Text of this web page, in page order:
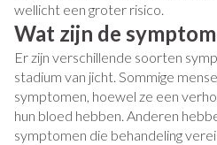
wellicht een groter risico.
Wat zijn de
Er zijn verschillende soorten
stadium van jicht. Sommige
symptomen, hoewel ze een
hun bloed hebben. Anderen
symptomen die behandeling